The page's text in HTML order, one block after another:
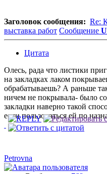
Заголовок сообщения: Re:
выставка работ Сообщение
Цитата
Олесь, рада что листики
на закладках лаком
обрабатываешь? А раньше
ничем не покрывала- было
закладки наверно такой
если пользоваться ей по
Petrovna